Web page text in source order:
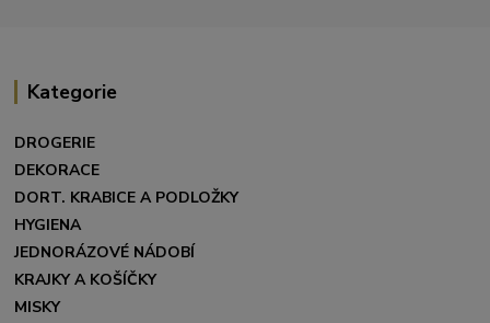
Kategorie
DROGERIE
DEKORACE
DORT. KRABICE A PODLOŽKY
HYGIENA
JEDNORÁZOVÉ NÁDOBÍ
KRAJKY A KOŠÍČKY
MISKY